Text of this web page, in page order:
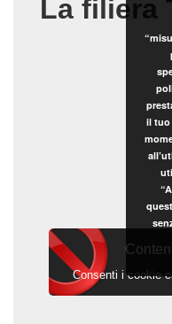
La filiera
Consenti i cookie
il tuo